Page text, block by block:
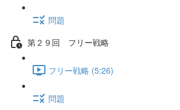
問題
第２９回 フリー戦略
フリー戦略 (5:26)
問題